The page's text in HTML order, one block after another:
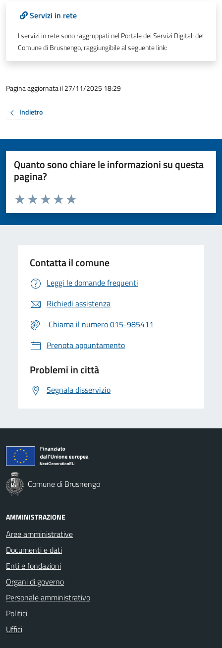
Servizi in rete
I servizi in rete sono raggruppati nel Portale dei Servizi Digitali del
Comune di Brusnengo, raggiungibile al seguente link:
Pagina aggiornata il 27/11/2025 18:29
Indietro
Quanto sono chiare le informazioni su questa
pagina?
Valuta da 1 a 5 stelle la pagina
Valuta 5 stelle su 5
Valuta 4 stelle su 5
Valuta 3 stelle su 5
Valuta 2 stelle su 5
Valuta 1 stelle su 5
Contatta il comune
Leggi le domande frequenti
Richiedi assistenza
Chiama il numero 015-985411
Prenota appuntamento
Problemi in città
Segnala disservizio
Comune di Brusnengo
AMMINISTRAZIONE
Aree amministrative
Documenti e dati
Enti e fondazioni
Organi di governo
Personale amministrativo
Politici
Uffici